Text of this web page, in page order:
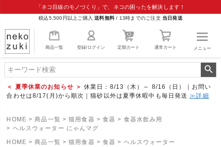
「ネコ目線のモノづくり」で、ネコの困ったを解決します！
税込5,500円以上ご購入送料無料 / 13時までのご注文 当日発送
商品一覧 登録/ログイン 定期カート 通常カート メニュー
＜ 夏季休業のお知らせ ＞ 休業日：8/13（木）～ 8/16（日）｜お問い
合わせは8/17(月)から順次｜猫砂以外は夏季休暇中も毎日発送≫詳細
HOME 商品一覧 猫用食器 食器
食器水飲み用
ヘルスウォーター にゃんマグ
HOME
商品一覧 猫用食器 食器
ヘルスウォーター